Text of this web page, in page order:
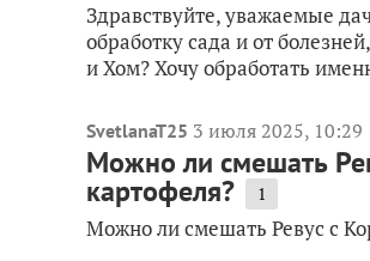
Здравствуйте, уважаемые
обработку сада и от
и Хом? Хочу обработать
SvetlanaT25 3 июля 2025, 10:29
Можно ли смешать
картофеля? 1
Можно ли смешать Ревус с